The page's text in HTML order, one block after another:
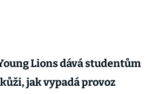
Lions dává studentům
jak vypadá provoz